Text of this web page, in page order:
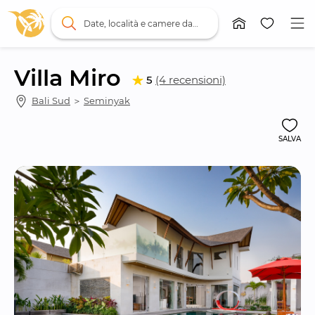
Villa Miro 5 (4 recensioni)
Bali Sud ＞ Seminyak
SALVA